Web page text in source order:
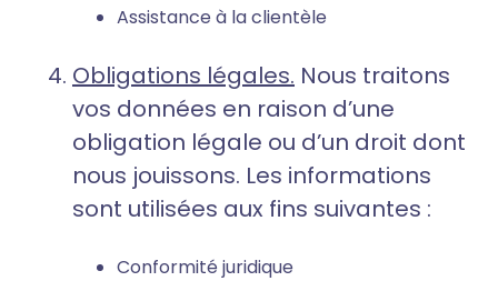
Assistance à la clientèle
Obligations légales. Nous traitons
vos données en raison d’une
obligation légale ou d’un droit dont
nous jouissons. Les informations
sont utilisées aux fins suivantes :
Conformité juridique